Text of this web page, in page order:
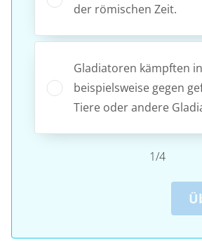
der römischen Zeit.
Gladiatoren kämpften
beispielsweise gegen
Tiere oder andere
1/4